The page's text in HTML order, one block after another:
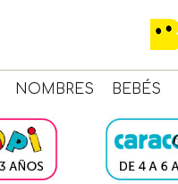
NOMBRES BEBÉS